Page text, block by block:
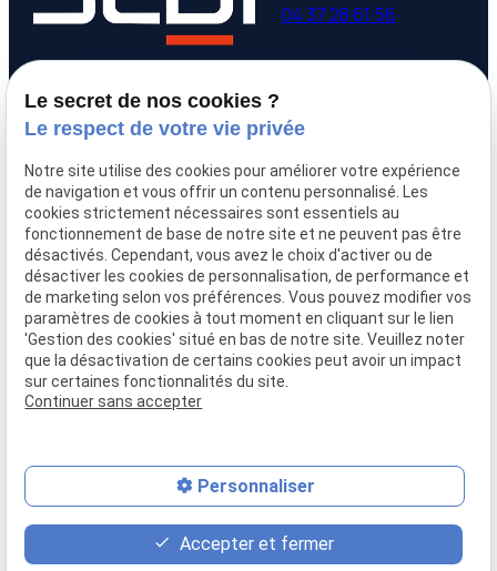
04 37 28 61 56
9 avenue Victor Hugo
69160 Tassin la Demi-
Lune
Lundi - Vendredi
18:00
Accueil
Qui sommes-nous
Nos biens
Prix immobilier
Confier mon bien
Rejoignez-nous
Contact
place contact_page phone
Le secret de nos cookies ?
Le respect de votre vie privée
Notre site utilise des cookies pour améliorer votre expérience
de navigation et vous offrir un contenu personnalisé. Les
cookies strictement nécessaires sont essentiels au
fonctionnement de base de notre site et ne peuvent pas être
désactivés. Cependant, vous avez le choix d'activer ou de
désactiver les cookies de personnalisation, de performance et
de marketing selon vos préférences. Vous pouvez modifier vos
paramètres de cookies à tout moment en cliquant sur le lien
'Gestion des cookies' situé en bas de notre site. Veuillez noter
que la désactivation de certains cookies peut avoir un impact
sur certaines fonctionnalités du site.
Continuer sans accepter
Personnaliser
Accepter et fermer